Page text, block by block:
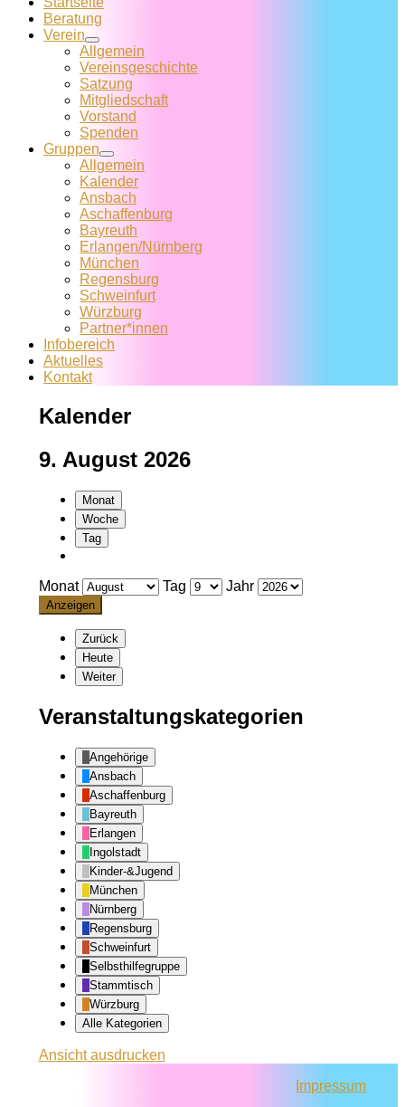
Beratung
Verein
Allgemein
Vereins­geschichte
Satzung
Mitglied­schaft
Vorstand
Spenden
Gruppen
Allgemein
Kalender
Ansbach
Aschaffenburg
Bayreuth
Erlangen/Nürnberg
München
Regensburg
Schweinfurt
Würzburg
Partner*innen
Infobereich
Aktuelles
Kontakt
Kalender
9. August 2026
Monat
Woche
Tag
Monat Tag Jahr
Zurück
Heute
Weiter
Veranstaltungskategorien
Angehörige
Ansbach
Aschaffenburg
Bayreuth
Erlangen
Ingolstadt
Kinder-&Jugend
München
Nürnberg
Regensburg
Schweinfurt
Selbsthilfegruppe
Stammtisch
Würzburg
Alle Kategorien
Ansichtausdrucken
Impressum